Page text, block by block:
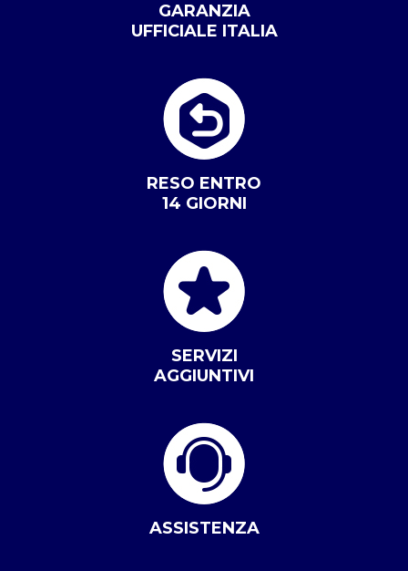
GARANZIA
UFFICIALE ITALIA
RESO ENTRO
14 GIORNI
SERVIZI
AGGIUNTIVI
ASSISTENZA